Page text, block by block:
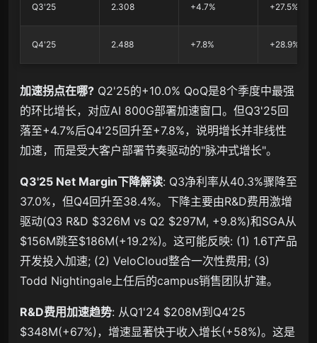
Q3'25 2.308 +4.7% +27.5%
Q4'25 2.488 +7.8% +28.9%
加速拐点在哪? Q2'25的+10.0% QoQ是8个季度中最强
的环比增长，对应AI 800G部署加速窗口。但Q3'25回
落至+4.7%后Q4'25回升至+7.8%，说明增长并非线性
加速，而是受大客户部署节奏驱动的"脉冲式增长"。
Q3'25 Net Margin下降解读: Q3净利率从40.3%骤降至
37.0%，但Q4回升至38.4%。下降主要由R&D费用激增
驱动(Q3 R&D $326M vs Q2 $297M, +9.8%)和SGA从
$156M跳至$186M(+19.2%)。这可能反映: (1) 1.6T产品
开发投入加速; (2) VeloCloud整合一次性费用; (3)
Todd Nightingale上任后的campus销售团队扩建。
R&D费用加速趋势: 从Q1'24 $208M到Q4'25
$348M(+67%)，增速显著快于收入增长(+58%)。这是